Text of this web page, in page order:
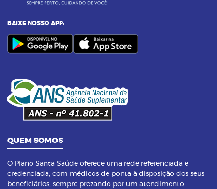
BAIXE NOSSO APP:
QUEM SOMOS
O Plano Santa Saúde oferece uma rede referenciada e
credenciada, com médicos de ponta à disposição dos seus
beneficiários, sempre prezando por um atendimento